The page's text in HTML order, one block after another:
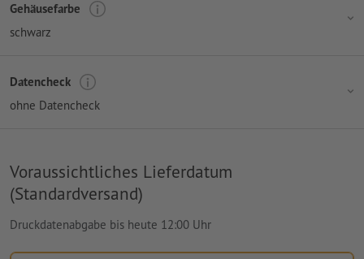
Gehäusefarbe
schwarz
Datencheck
ohne Datencheck
Voraussichtliches Lieferdatum
(Standardversand)
Druckdatenabgabe bis heute 12:00 Uhr